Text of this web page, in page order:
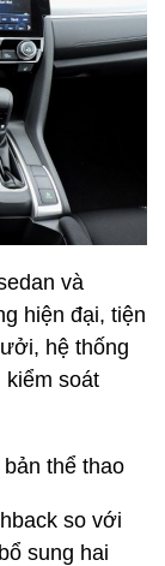
và
hiện đại, tiện
hệ thống
kiểm soát
thể thao
so với
sung hai